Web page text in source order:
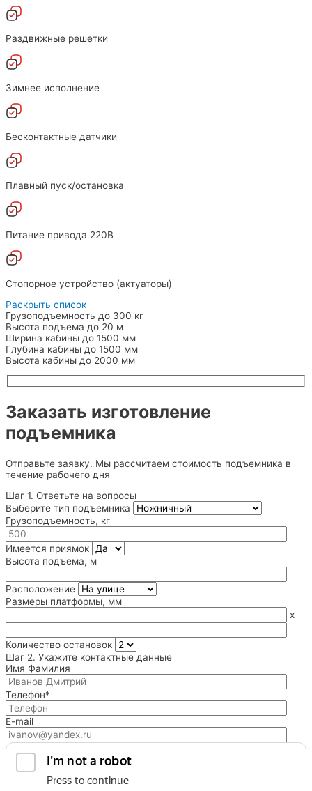
Раздвижные решетки
Зимнее исполнение
Бесконтактные датчики
Плавный пуск/остановка
Питание привода 220В
Стопорное устройство (актуаторы)
Раскрыть список
Грузоподъемность до 300 кг
Высота подъема до 20 м
Ширина кабины до 1500 мм
Глубина кабины до 1500 мм
Высота кабины до 2000 мм
Заказать изготовление
подъемника
Отправьте заявку. Мы рассчитаем стоимость подъемника в
течение рабочего дня
Шаг 1. Ответьте на вопросы
Выберите тип подъемника
Грузоподъемность, кг
Имеется приямок
Высота подъема, м
Расположение
Размеры платформы, мм
x
Количество остановок
Шаг 2. Укажите контактные данные
Имя Фамилия
Телефон*
E-mail